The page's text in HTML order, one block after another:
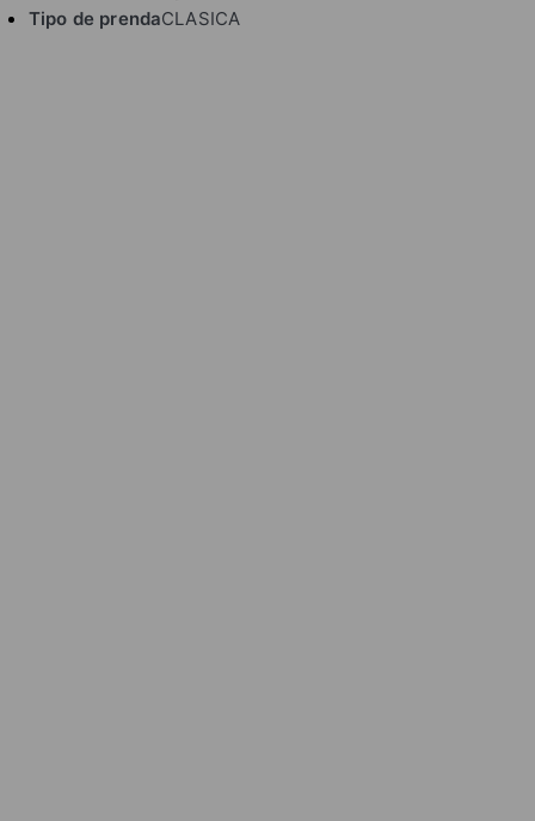
Tipo de prendaCLASICA